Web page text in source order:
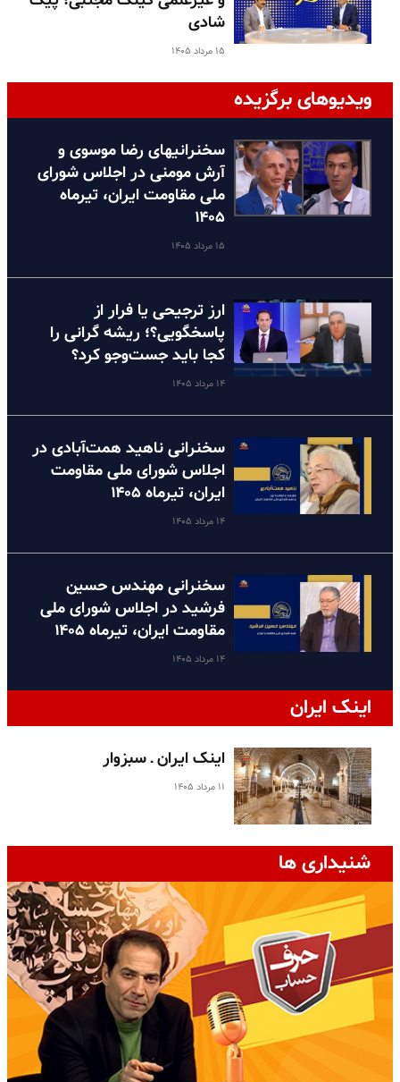
شادی
۱۵ مرداد ۱۴۰۵
ویدیوهای برگزیده
سخنرانیهای رضا موسوی و
آرش مومنی در اجلاس شورای
ملی مقاومت ایران، تیرماه
۱۴۰۵
۱۵ مرداد ۱۴۰۵
ارز ترجیحی یا فرار از
پاسخگویی؟؛ ریشه گرانی را
کجا باید جست‌وجو کرد؟
۱۴ مرداد ۱۴۰۵
سخنرانی ناهید همت‌آبادی در
اجلاس شورای ملی مقاومت
ایران، تیرماه ۱۴۰۵
۱۴ مرداد ۱۴۰۵
سخنرانی مهندس حسین
فرشید در اجلاس شورای ملی
مقاومت ایران، تیرماه ۱۴۰۵
۱۴ مرداد ۱۴۰۵
اینک ایران
اینک ایران ـ سبزوار
۱۱ مرداد ۱۴۰۵
شنیداری ها